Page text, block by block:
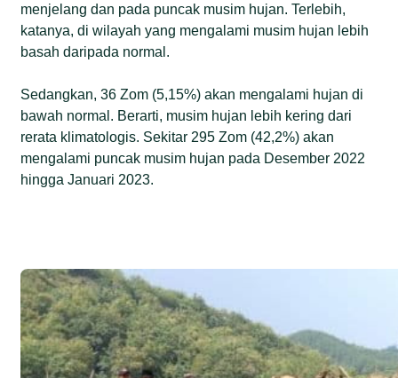
menjelang dan pada puncak musim hujan. Terlebih,
katanya, di wilayah yang mengalami musim hujan lebih
basah daripada normal.
Sedangkan, 36 Zom (5,15%) akan mengalami hujan di
bawah normal. Berarti, musim hujan lebih kering dari
rerata klimatologis. Sekitar 295 Zom (42,2%) akan
mengalami puncak musim hujan pada Desember 2022
hingga Januari 2023.